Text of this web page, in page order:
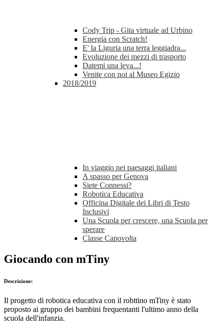
Cody Trip - Gita virtuale ad Urbino
Energia con Scratch!
E' la Liguria una terra leggiadra...
Evoluzione dei mezzi di trasporto
Datemi una leva...!
Venite con noi al Museo Egizio
2018/2019
In viaggio nei paesaggi italiani
A spasso per Genova
Siete Connessi?
Robotica Educativa
Officina Digitale dei Libri di Testo
Inclusivi
Una Scuola per crescere, una Scuola per
sperare
Classe Capovolta
Giocando con mTiny
Descrizione:
Il progetto di robotica educativa con il robttino mTiny è stato
proposto ai gruppo dei bambini frequentanti l'ultimo anno della
scuola dell'infanzia.